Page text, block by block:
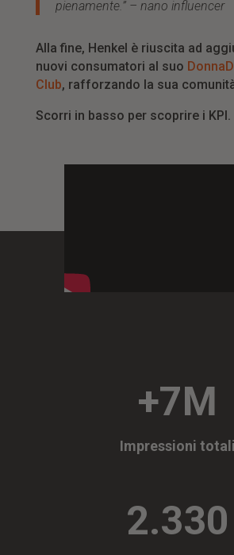
pienamente.” – nano influencer
Alla fine, Henkel è riuscita ad
nuovi consumatori al suo DonnaD
Club, rafforzando la sua
Scorri in basso per scoprire i KPI.
+7M
Impressioni totali
2.330